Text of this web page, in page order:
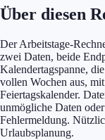
Über diesen
Der Arbeitstage-
zwei Daten, beide
Kalendertagspanne,
vollen Wochen aus,
Feiertagskalender.
unmögliche Daten
Fehlermeldung.
Urlaubsplanung.